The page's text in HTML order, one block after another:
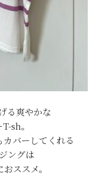
る爽やかな
sh。
バーしてくれる
ングは
ススメ。